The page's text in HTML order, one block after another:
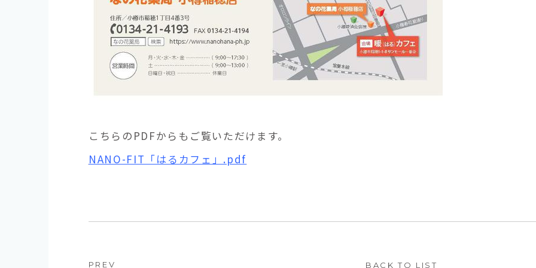
こちらのPDFからもご覧いただけます。
NANO-FIT「はるカフェ」.pdf
PREV BACK TO LIST